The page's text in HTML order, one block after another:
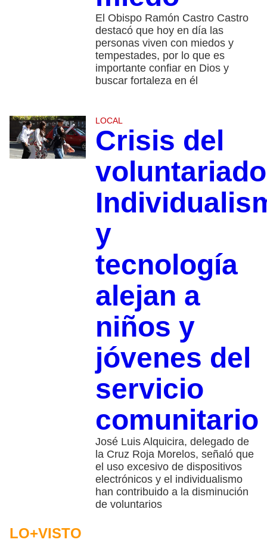
El Obispo Ramón Castro Castro
destacó que hoy en día las
personas viven con miedos y
tempestades, por lo que es
importante confiar en Dios y
buscar fortaleza en él
LOCAL
Crisis del
y
tecnología
alejan a
niños y
jóvenes del
servicio
comunitario
José Luis Alquicira, delegado de
la Cruz Roja Morelos, señaló que
el uso excesivo de dispositivos
electrónicos y el individualismo
han contribuido a la disminución
de voluntarios
LO+VISTO